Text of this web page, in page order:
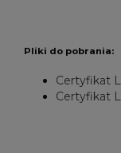
Pliki do pobrania:
Certyfikat
Certyfikat